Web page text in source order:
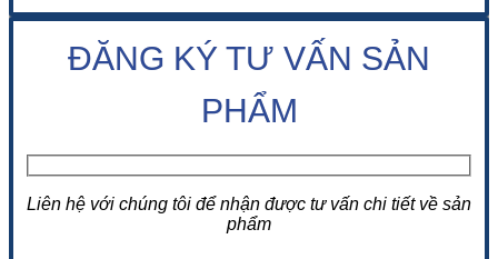
ĐĂNG KÝ TƯ VẤN SẢN
PHẨM
Liên hệ với chúng tôi để nhận được tư vấn chi tiết về sản
phẩm